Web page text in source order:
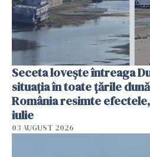
Seceta lovește întreaga
situația în toate țările
România resimte
iulie
03 AUGUST 2026